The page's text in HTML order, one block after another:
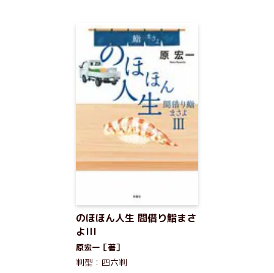
のほほん人生 間借り鮨まさ
よIII
原宏一［著］
判型：四六判